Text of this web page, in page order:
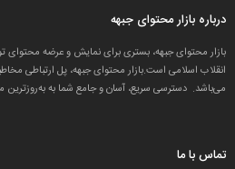
درباره بازار محتوای جبهه
بازار محتوای جبهه، بستری برای نمایش و عرضه محتوای
انقلاب اسلامی است.بازار محتوای جبهه، پل ارتباطی
می‌باشد. دسترسی سریع، آسان و جامع شما به
تماس با ما